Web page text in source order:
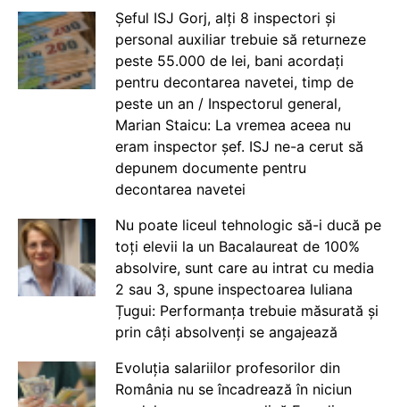
Șeful ISJ Gorj, alți 8 inspectori și
personal auxiliar trebuie să returneze
peste 55.000 de lei, bani acordați
pentru decontarea navetei, timp de
peste un an / Inspectorul general,
Marian Staicu: La vremea aceea nu
eram inspector șef. ISJ ne-a cerut să
depunem documente pentru
decontarea navetei
Nu poate liceul tehnologic să-i ducă pe
toți elevii la un Bacalaureat de 100%
absolvire, sunt care au intrat cu media
2 sau 3, spune inspectoarea Iuliana
Țugui: Performanța trebuie măsurată și
prin câți absolvenți se angajează
Evoluția salariilor profesorilor din
România nu se încadrează în niciun